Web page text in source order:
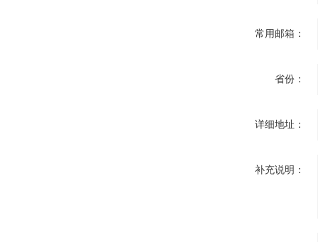
常用邮箱：
省份：
详细地址：
补充说明：